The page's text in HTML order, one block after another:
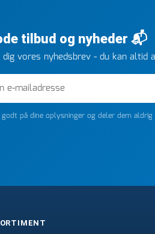
tilbud og nyheder 📬
vores nyhedsbrev - du kan altid
godt på dine oplysninger og deler dem aldrig